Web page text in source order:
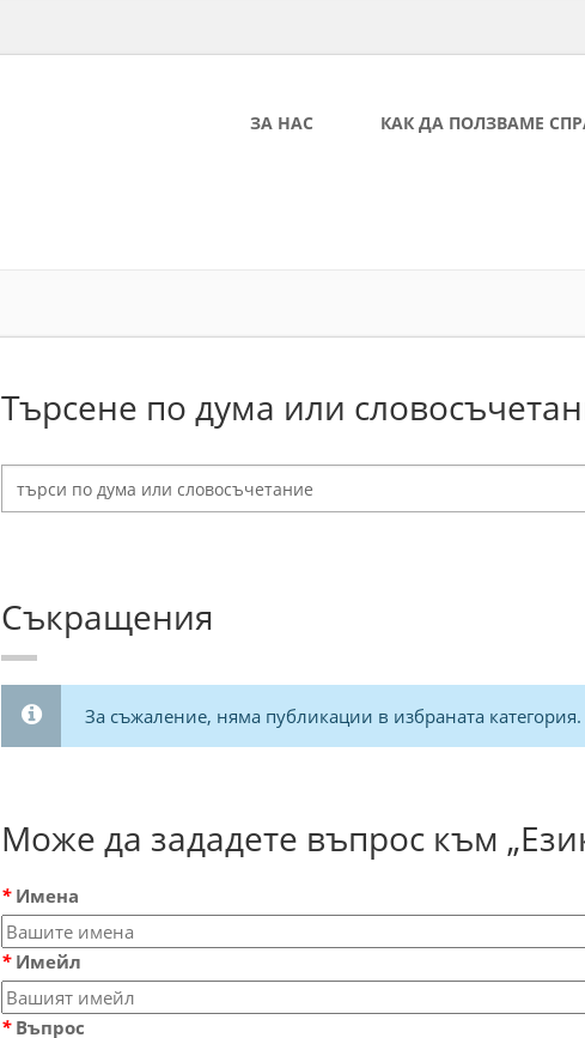
ЗА НАС КАК ДА ПОЛЗВАМЕ
Търсене по дума или
Съкращения
За съжаление, няма публикации в избраната категория.
Може да зададете въпрос към
*Имена
*Имейл
*Въпрос